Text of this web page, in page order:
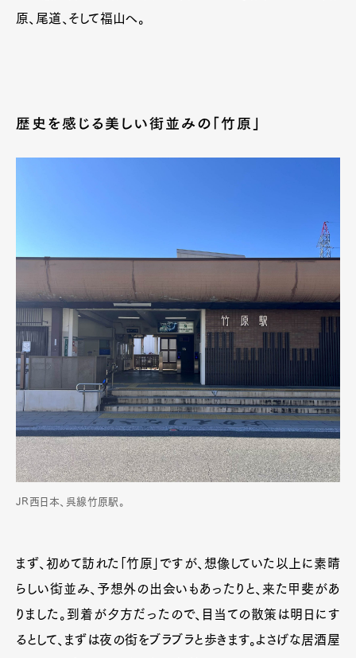
原、尾道、そして福山へ。
歴史を感じる美しい街並みの「竹原」
JR西日本、呉線竹原駅。
まず、初めて訪れた「竹原」ですが、想像していた以上に素晴
らしい街並み、予想外の出会いもあったりと、来た甲斐があ
りました。到着が夕方だったので、目当ての散策は明日にす
るとして、まずは夜の街をブラブラと歩きます。よさげな居酒屋